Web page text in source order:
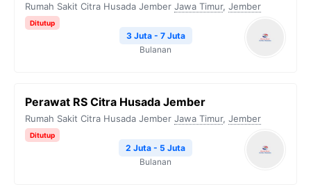
Rumah Sakit Citra Husada Jember Jawa Timur, Jember
Ditutup
3 Juta - 7 Juta
Bulanan
Perawat RS Citra Husada Jember
Rumah Sakit Citra Husada Jember Jawa Timur, Jember
Ditutup
2 Juta - 5 Juta
Bulanan